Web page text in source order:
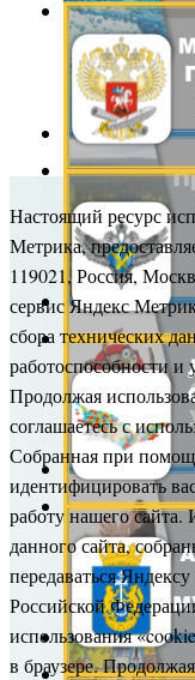
Настоящий ресурс
Метрика,
119021, Россия,
сервис Яндекс
сбора технических
работоспособности и
Продолжая
соглашаетесь с
Собранная при
идентифицировать
работу нашего
данного сайта,
передаваться
Российской
использования
в браузере.